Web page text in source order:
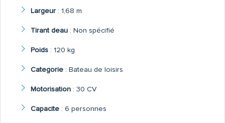
Largeur: 1,68 m
Tirant deau: Non spécifié
Poids: 120 kg
Categorie: Bateau de loisirs
Motorisation: 30 CV
Capacite: 6 personnes